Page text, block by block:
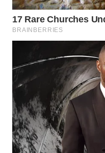
BOROBUDUR
WN
SURABAYA
WN
NATUNA
WN